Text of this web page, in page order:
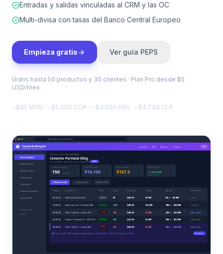
Entradas y salidas vinculadas al CRM y las OC
Multi-divisa con tasas del Banco Central Europeo
Empieza gratis Ver guía PEPS
Gratis hasta 50 productos y 30 clientes · Plan Pro desde $5
USD/mes
~$95 MXN · ~$5.000 COP · ~$4.500 ARS · ~$4.700 CLP